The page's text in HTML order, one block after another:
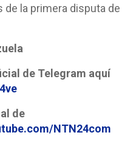
la primera disputa de
de Telegram aquí
de
NTN24com